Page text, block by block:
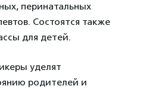
перинатальных
Состоятся также
для детей.
уделят
родителей и